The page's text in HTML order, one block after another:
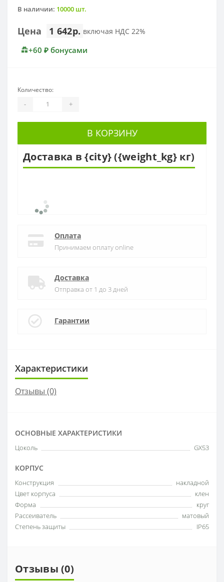
В наличии: 10000 шт.
Цена 1 642р. включая НДС 22%
+60 ₽ бонусами
Количество:
- +
В КОРЗИНУ
Доставка в {city} ({weight_kg} кг)
Оплата
Принимаем оплату online
Доставка
Отправка от 1 до 3 дней
Гарантии
Характеристики
Отзывы (0)
ОСНОВНЫЕ ХАРАКТЕРИСТИКИ
Цоколь GX53
КОРПУС
Конструкция
накладной
Цвет корпуса
клен
Форма
круг
Рассеиватель
матовый
Степень защиты
IP65
Отзывы (0)